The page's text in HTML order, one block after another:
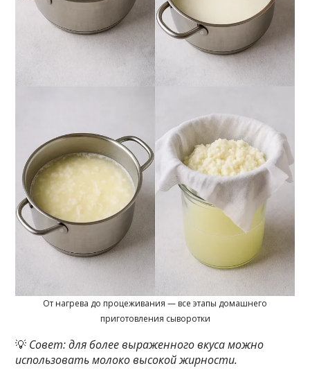
От нагрева до процеживания — все этапы домашнего
приготовления сыворотки
💡 Совет: для более выраженного вкуса можно
использовать молоко высокой жирности.